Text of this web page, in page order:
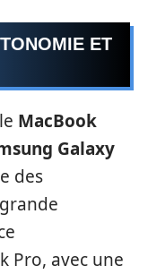
ET
MacBook
Galaxy
des
Pro, avec une